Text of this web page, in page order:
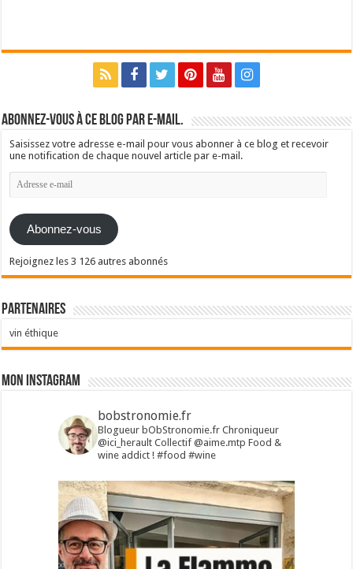
Abonnez-vous à ce blog par e-mail.
Saisissez votre adresse e-mail pour vous abonner à ce blog et recevoir
une notification de chaque nouvel article par e-mail.
Adresse
e-
Abonnez-vous
Rejoignez les 3 126 autres abonnés
Partenaires
vin éthique
Mon Instagram
bobstronomie.fr
Blogueur bObStronomie.fr Chroniqueur
@ici_heraultCollectif @aime.mtp Food &
wine addict !#food #wine